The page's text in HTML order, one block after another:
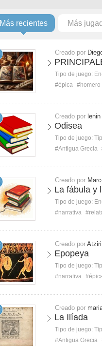
Más recientes Más
Creado por
Tipo de juego:
#épica #homero
Creado por
Odisea
Tipo de juego:
#Antigua Grecia
Creado por
La fábula y
Tipo de juego:
#narrativa
Creado por
Epopeya
Tipo de juego:
#narrativa
Creado por
La Ilíada
Tipo de juego:
#Antigua Grecia